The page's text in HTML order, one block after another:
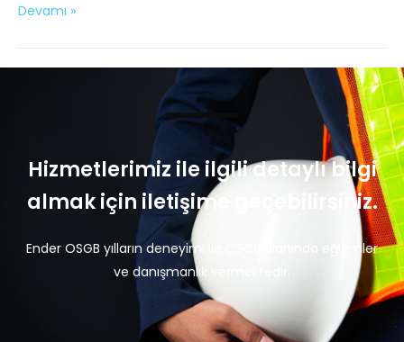
Devamı »
Hizmetlerimiz ile ilgili detaylı bilgi
almak için iletişime geçebilirsiniz.
Ender OSGB yılların deneyimi ile OSGB alanında eğitimler
ve danışmanlık vermektedir.